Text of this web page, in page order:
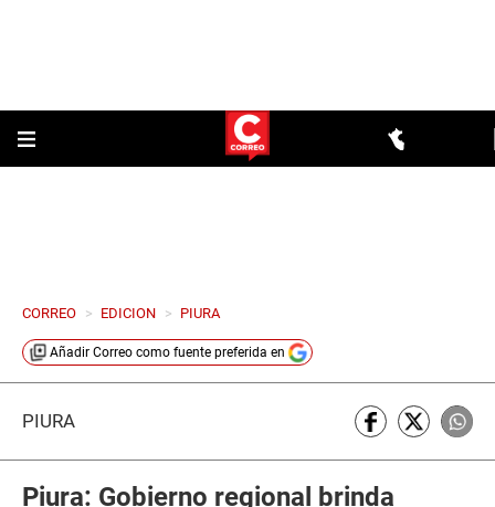
CORREO > EDICION > PIURA
Añadir Correo como fuente preferida en
PIURA
Piura: Gobierno regional brinda